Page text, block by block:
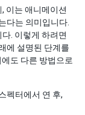
이는 애니메이션
다는 의미입니다.
. 이렇게 하려면
에 설명된 단계를
도 다른 방법으로
펙터에서 연 후,